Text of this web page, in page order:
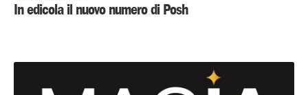
In edicola il nuovo numero di Posh